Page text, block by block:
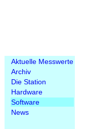
Aktuelle Messwerte
Archiv
Die Station
Hardware
Software
News